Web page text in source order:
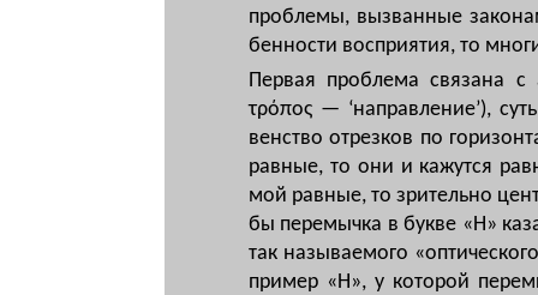
проб­ле­мы, вы­зван­ные
бен­нос­ти вос­при­я­тия, то
Первая проблема связана с
τρόπος — ‘на­прав­ле­ние’),
венст­во от­рез­ков по
рав­ные, то они и ка­жут­ся
мой рав­ные, то зри­тель­но
бы пе­ре­мыч­ка в бук­ве «H»
так на­зы­ва­емо­го
при­мер «H», у ко­то­рой